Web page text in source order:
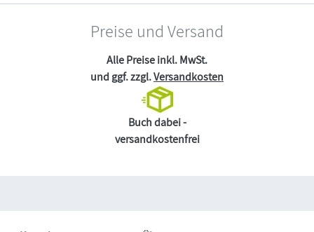
Preise und Versand
Alle Preise inkl. MwSt.
und ggf. zzgl.Versandkosten
Buch dabei -
versandkostenfrei